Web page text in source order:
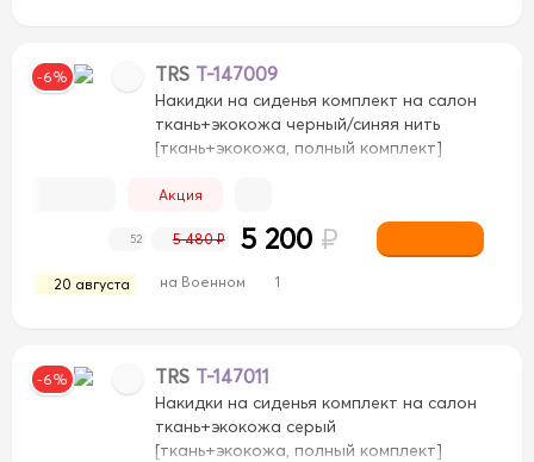
-6% TRS T-147009
Накидки на сиденья комплект на салон
ткань+экокожа черный/синяя нить
[ткань+экокожа, полный комплект]
Акция
20 августа на Военном 1
52 5 480 ₽ 5 200 ₽
-6% TRS T-147011
Накидки на сиденья комплект на салон
ткань+экокожа серый
[ткань+экокожа, полный комплект]